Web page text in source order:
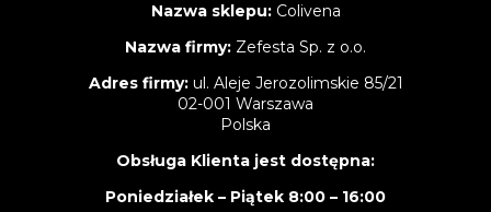
Nazwa sklepu:Colivena
Nazwa firmy: Zefesta Sp. z o.o.
Adres firmy:ul. Aleje Jerozolimskie 85/21
02-001 Warszawa
Polska
Obsługa Klienta jest dostępna:
Poniedziałek – Piątek 8:00 – 16:00